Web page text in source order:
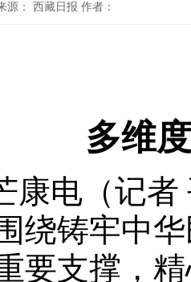
源： 西藏日报 作者：
多维
康电（记者
绕铸牢中
要支撑，